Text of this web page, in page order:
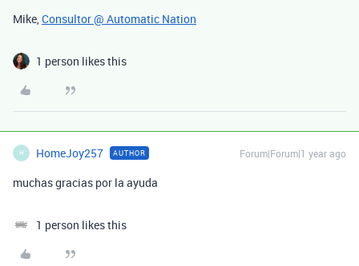
Mike,Consultor @ Automatic Nation
1 person likes this
H HomeJoy257 AUTHOR Forum|Forum|1 year ago
muchas gracias por la ayuda
1 person likes this